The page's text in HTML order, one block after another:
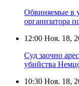
Обвиняемые в
организатора
12:00 Ноя. 18,
Суд заочно
убийства
10:30 Ноя. 18,